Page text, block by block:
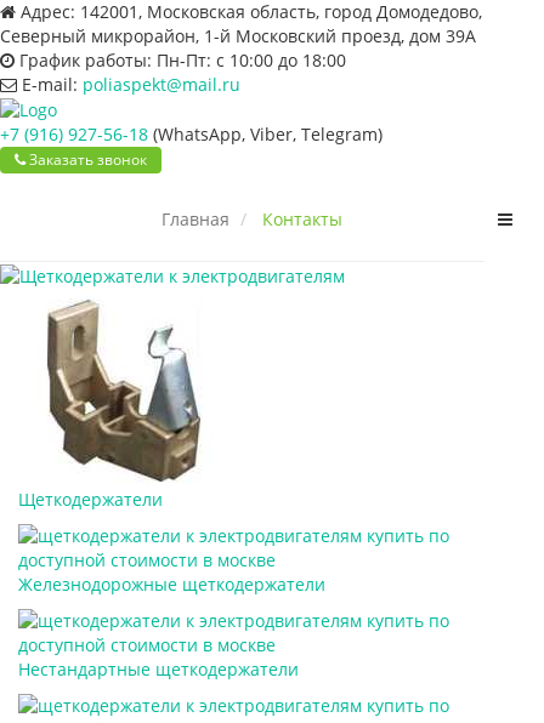
Адрес: 142001, Московская область, город Домодедово,
Северный микрорайон, 1-й Московский проезд, дом 39А
График работы: Пн-Пт: с 10:00 до 18:00
E-mail: poliaspekt@mail.ru
+7 (916) 927-56-18 (WhatsApp, Viber, Telegram)
Заказать звонок
Главная Контакты
Щеткодержатели
Железнодорожные щеткодержатели
Нестандартные щеткодержатели